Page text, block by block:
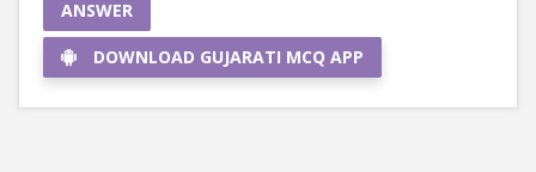
ANSWER
DOWNLOAD GUJARATI MCQ APP